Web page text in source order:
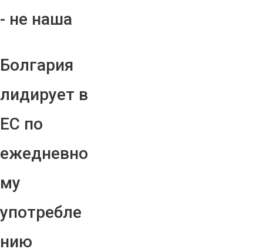
- не наша
Болгария
лидирует в
ЕС по
ежедневно
му
употребле
нию